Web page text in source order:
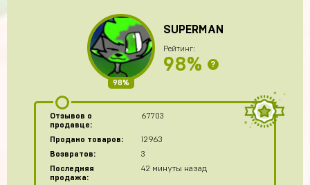
98%
SUPERMAN
Рейтинг:
98% ?
Отзывов о
продавце:
67703
Продано товаров:
12963
Возвратов:
3
Последняя
продажа:
42 минуты назад